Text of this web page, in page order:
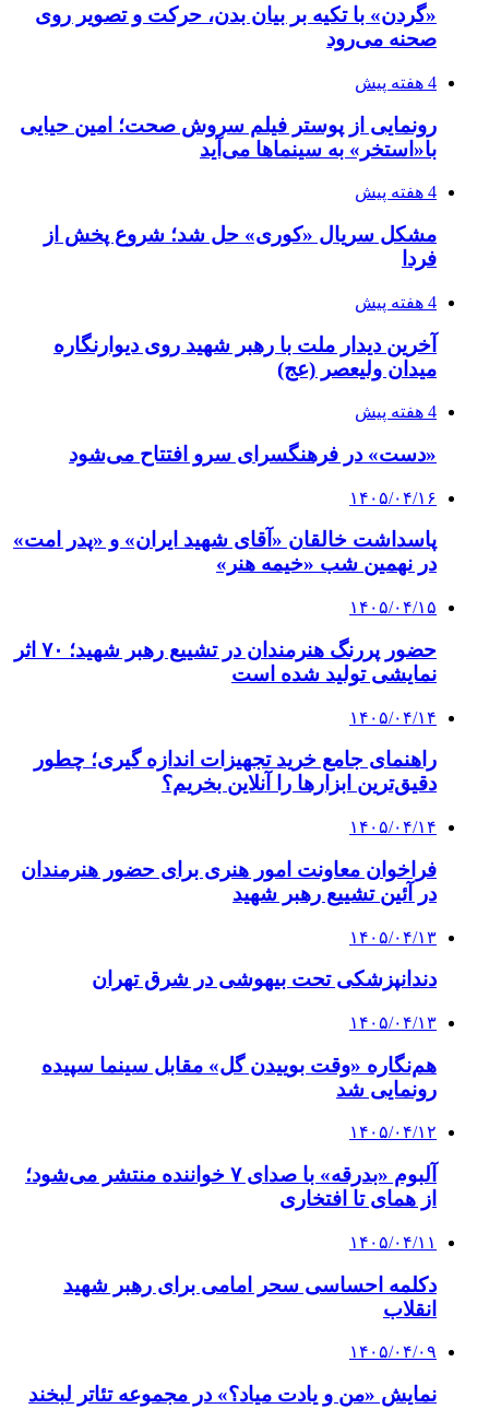
«گردن» با تکیه بر بیان بدن، حرکت و تصویر روی
صحنه می‌رود
4 هفته پیش
رونمایی از پوستر فیلم سروش صحت؛ امین حیایی
با«استخر» به سینماها می‌آید
4 هفته پیش
مشکل سریال «کوری» حل شد؛ شروع پخش از
فردا
4 هفته پیش
آخرین دیدار ملت با رهبر شهید روی دیوارنگاره
میدان ولیعصر (عج)
4 هفته پیش
«دست» در فرهنگسرای سرو افتتاح می‌شود
۱۴۰۵/۰۴/۱۶
پاسداشت خالقان «آقای شهید ایران» و «پدر امت»
در نهمین شب «خیمه هنر»
۱۴۰۵/۰۴/۱۵
حضور پررنگ هنرمندان در تشییع رهبر شهید؛ ۷۰ اثر
نمایشی تولید شده است
۱۴۰۵/۰۴/۱۴
راهنمای جامع خرید تجهیزات اندازه گیری؛ چطور
دقیق‌ترین ابزارها را آنلاین بخریم؟
۱۴۰۵/۰۴/۱۴
فراخوان معاونت امور هنری برای حضور هنرمندان
در آئین تشییع رهبر شهید
۱۴۰۵/۰۴/۱۳
دندانپزشکی تحت بیهوشی در شرق تهران
۱۴۰۵/۰۴/۱۳
هم‌نگاره «وقت بوییدن گل» مقابل سینما سپیده
رونمایی شد
۱۴۰۵/۰۴/۱۲
آلبوم «بدرقه» با صدای ۷ خواننده منتشر می‌شود؛
از همای تا افتخاری
۱۴۰۵/۰۴/۱۱
دکلمه‌ احساسی سحر امامی برای رهبر شهید
انقلاب
۱۴۰۵/۰۴/۰۹
نمایش «من و یادت میاد؟» در مجموعه تئاتر لبخند